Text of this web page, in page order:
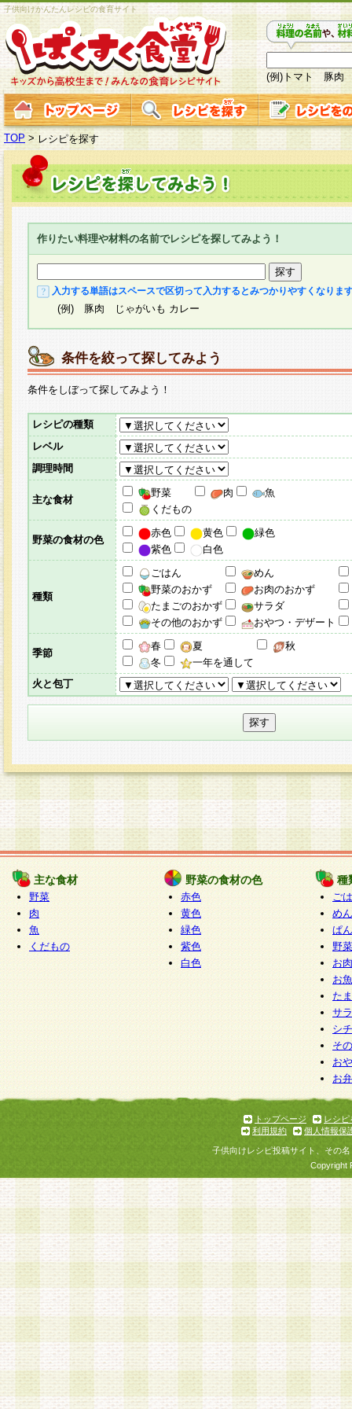
子供向けかんたんレシピの食育サイト
(例)トマト 豚肉
TOP > レシピを探す
作りたい料理や材料の名前でレシピを探してみよう！
入力する単語はスペースで区切って入力するとみつかりやすくなりま
(例) 豚肉 じゃがいも カレー
条件を絞って探してみよう
条件をしぼって探してみよう！
レシピの種類
レベル
調理時間
主な食材
野菜 肉
魚
くだもの
野菜の食材の色
赤色 黄色
緑色
紫色
白色
種類
ごはん
めん
野菜のおかず
お肉のおかず
たまごのおかず
サラダ
その他のおかず
おやつ・デザート
季節
春 夏
秋
冬
一年を通して
火と包丁
主な食材
野菜
肉
魚
くだもの
野菜の食材の色
赤色
黄色
緑色
紫色
白色
種
ご
めん
ぱん
野
お
お
た
サ
シ
そ
お
お
トップページ
レシピ
利用規約
個人情報保
子供向けレシピ投稿サイト、その
Copyright